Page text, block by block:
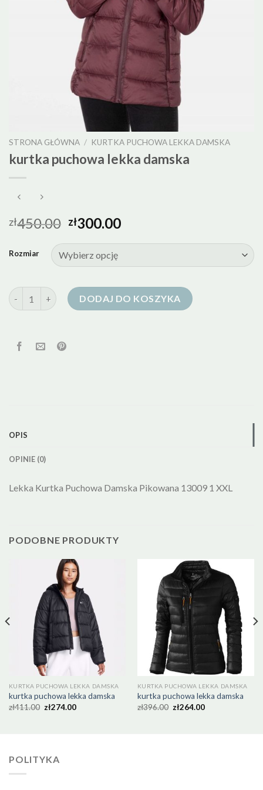
STRONA GŁÓWNA / KURTKA PUCHOWA LEKKA DAMSKA
kurtka puchowa lekka damska
zł450.00 zł300.00
Rozmiar
ilość kurtka puchowa lekka damska
DODAJ DO KOSZYKA
OPIS
OPINIE (0)
Lekka Kurtka Puchowa Damska Pikowana 13009 1 XXL
PODOBNE PRODUKTY
KURTKA PUCHOWA LEKKA DAMSKA
kurtka puchowa lekka damska
zł411.00 zł274.00
KURTKA PUCHOWA LEKKA DAMSKA
kurtka puchowa lekka damska
zł396.00 zł264.00
POLITYKA